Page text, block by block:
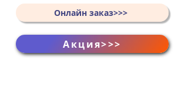
Онлайн заказ>>>
Акция>>>